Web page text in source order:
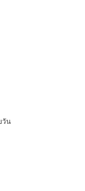
วัน